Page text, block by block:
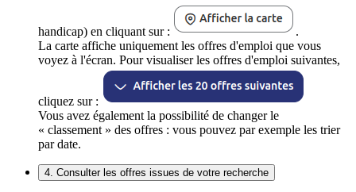
handicap) en cliquant sur :
.
La carte affiche uniquement les offres d'emploi que vous
voyez à l'écran. Pour visualiser les offres d'emploi suivantes,
cliquez sur :
Vous avez également la possibilité de changer le
« classement » des offres : vous pouvez par exemple les trier
par date.
4. Consulter les offres issues de votre recherche